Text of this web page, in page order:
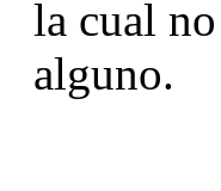
la cual
alguno.